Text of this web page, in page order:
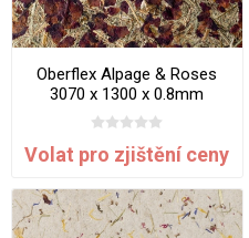
Oberflex Alpage & Roses
3070 x 1300 x 0.8mm
SuperOrganic
Volat pro zjištění ceny